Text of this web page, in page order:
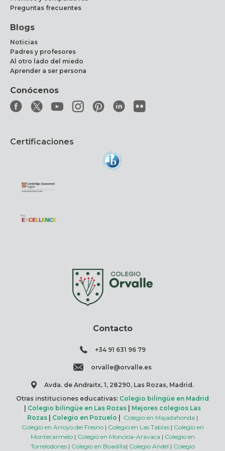
Preguntas frecuentes
Blogs
Noticias
Padres y profesores
Al otro lado del miedo
Aprender a ser persona
Conócenos
Certificaciones
Contacto
+34 91 631 96 79
orvalle@orvalle.es
Avda. de Andraitx, 1, 28290, Las Rozas, Madrid.
Otras instituciones educativas: Colegio bilingüe en Madrid
Colegio bilingüe en Las Rozas
Mejores colegios Las
Rozas
Colegio en Pozuelo Colegio en Majadahonda |
Colegio en Arroyo del Fresno| Colegio en Las Tablas| Colegio en
Montecarmelo| Colegio en Moncloa-Aravaca | Colegio en
Torrelodones| Colegio en Boadilla| Colegio Andel | Colegio